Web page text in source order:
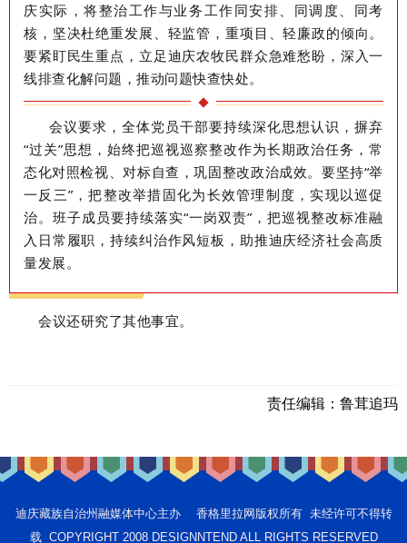
庆实际，将整治工作与业务工作同安排、同调度、同考
核，坚决杜绝重发展、轻监管，重项目、轻廉政的倾向。
要紧盯民生重点，立足迪庆农牧民群众急难愁盼，深入一
线排查化解问题，推动问题快查快处。
会议要求，全体党员干部要持续深化思想认识，摒弃
“过关”思想 ，始终把巡视巡察整改作为长期政治任务，常
态化对照检视、对标自查，巩固整改政治成效。 要坚持“举
一反三”，把整改举措固化为长效管理制度，实现以巡促
治。班子成员要持续落实“一岗双责”，把巡视整改标准融
入日常履职，持续纠治作风短板，助推迪庆经济社会高质
量发展。
会议还研究了其他事宜。
责任编辑： 鲁茸追玛
迪庆藏族自治州融媒体中心主办 香格里拉网版权所有 未经许可不得转
载 COPYRIGHT 2008 DESIGNNTEND ALL RIGHTS RESERVED